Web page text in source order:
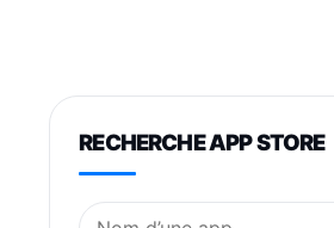
RECHERCHE APP STORE
Nom de l’application